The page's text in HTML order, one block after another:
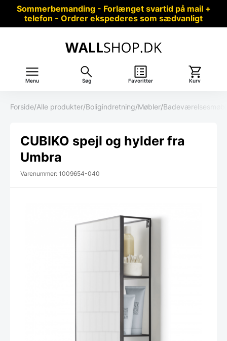
Sommerbemanding - Forlænget svartid på mail +
telefon - Ordrer ekspederes som sædvanligt
Menu Søg Favoritter Kurv
Forside/Alle produkter/Boligindretning/Møbler/
CUBIKO spejl og hylder fra
Umbra
Varenummer: 1009654-040